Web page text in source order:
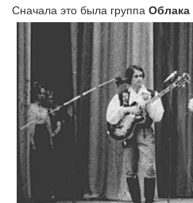
Сначала это была группа Облака